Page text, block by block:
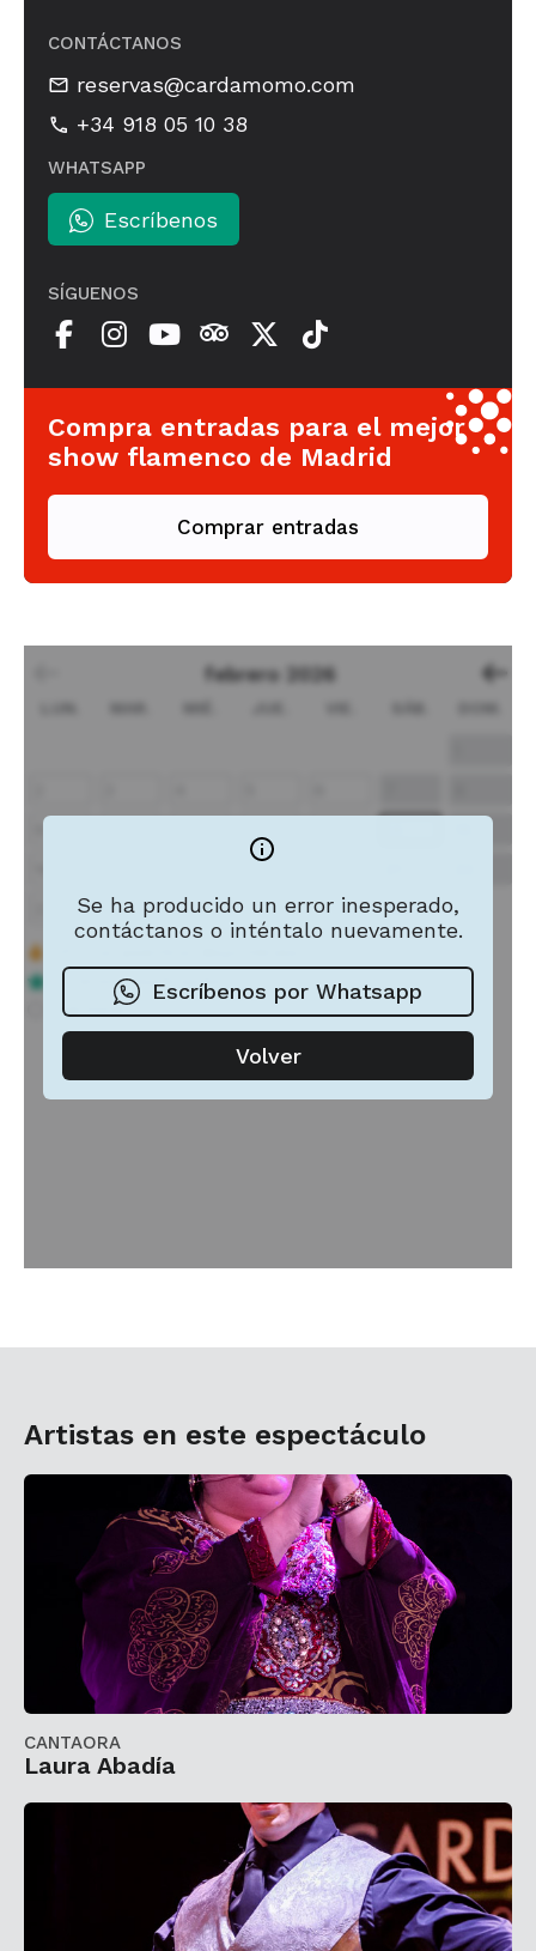
CONTÁCTANOS
reservas@cardamomo.com
+34 918 05 10 38
WHATSAPP
Escríbenos
SÍGUENOS
Compra entradas para el mejor
show flamenco de Madrid
Comprar entradas
Artistas en este espectáculo
CANTAORA
Laura Abadía